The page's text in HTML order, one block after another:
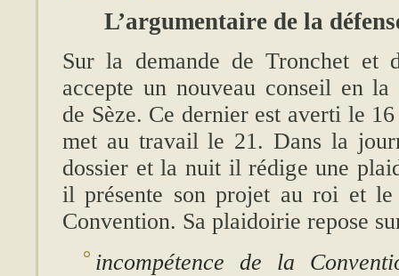
L’argumentaire de la
Sur la demande de Tronchet et
accepte un nouveau conseil en la
de Sèze. Ce dernier est averti le
met au travail le 21. Dans la
dossier et la nuit il rédige une
il présente son projet au roi et
Convention. Sa plaidoirie repose
incompétence de la